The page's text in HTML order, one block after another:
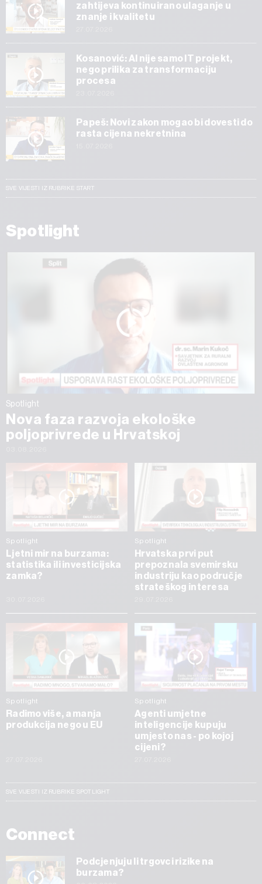
zahtijeva kontinuirano ulaganje u
znanje i kvalitetu
Kosanović: AI nije samo IT projekt,
nego prilika za transformaciju
procesa
Papeš: Novi zakon mogao bi dovesti do
rasta cijena nekretnina
SVE VIJESTI IZ RUBRIKE START
Spotlight
Spotlight
Nova faza razvoja ekološke
poljoprivrede u Hrvatskoj
Spotlight
Ljetni mir na burzama:
statistika ili investicijska
zamka?
Spotlight
Hrvatska prvi put
prepoznala svemirsku
industriju kao područje
strateškog interesa
Spotlight
Radimo više, a manja
produkcija nego u EU
Spotlight
Agenti umjetne
inteligencije kupuju
umjesto nas - po kojoj
cijeni?
SVE VIJESTI IZ RUBRIKE SPOTLIGHT
Connect
Podcjenjuju li trgovci rizike na
burzama?